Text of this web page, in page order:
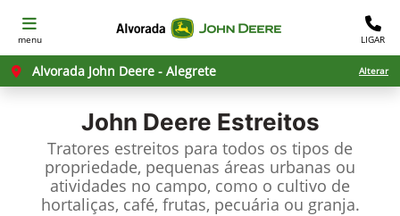
menu LIGAR
Alvorada John Deere - Alegrete Alterar
John Deere Estreitos
Tratores estreitos para todos os tipos de
propriedade, pequenas áreas urbanas ou
atividades no campo, como o cultivo de
hortaliças, café, frutas, pecuária ou granja.